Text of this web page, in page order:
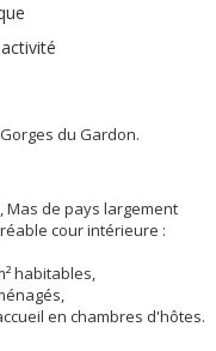
du Gardon.
Mas de pays largement
cour intérieure :
habitables,
en chambres d'hôtes.